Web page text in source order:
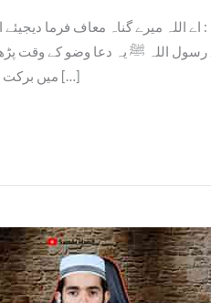
اللہ میرے گناہ معاف فرما دیجیئے
رسول اللہ ﷺ یہ دعا وضو کے وقت
میں برکت اور اضافے کے لیے […]